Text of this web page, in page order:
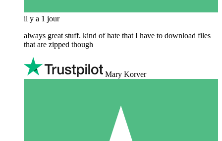
il y a 1 jour
always great stuff. kind of hate that I have to download files
that are zipped though
Mary Korver